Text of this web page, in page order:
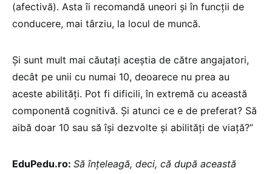
(afectivă). Asta îi recomandă uneori și în funcții de
conducere, mai târziu, la locul de muncă.
Și sunt mult mai căutați aceștia de către angajatori,
decât pe unii cu numai 10, deoarece nu prea au
aceste abilități. Pot fi dificili, în extremă cu această
componentă cognitivă. Și atunci ce e de preferat? Să
aibă doar 10 sau să își dezvolte și abilități de viață?”
EduPedu.ro: Să înțeleagă, deci, că după această